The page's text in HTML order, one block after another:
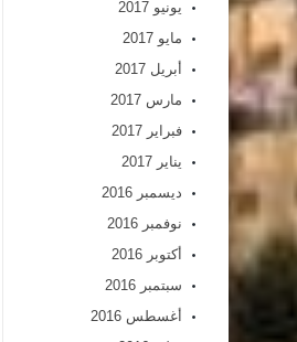
يونيو 2017
مايو 2017
أبريل 2017
مارس 2017
فبراير 2017
يناير 2017
ديسمبر 2016
نوفمبر 2016
أكتوبر 2016
سبتمبر 2016
أغسطس 2016